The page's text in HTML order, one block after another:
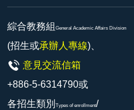
綜合教務組 General Academic Affairs Division
(招生或承辦人專線)、
意見交流信箱
+886-5-6314790或
各招生類別 Types of enrollment/